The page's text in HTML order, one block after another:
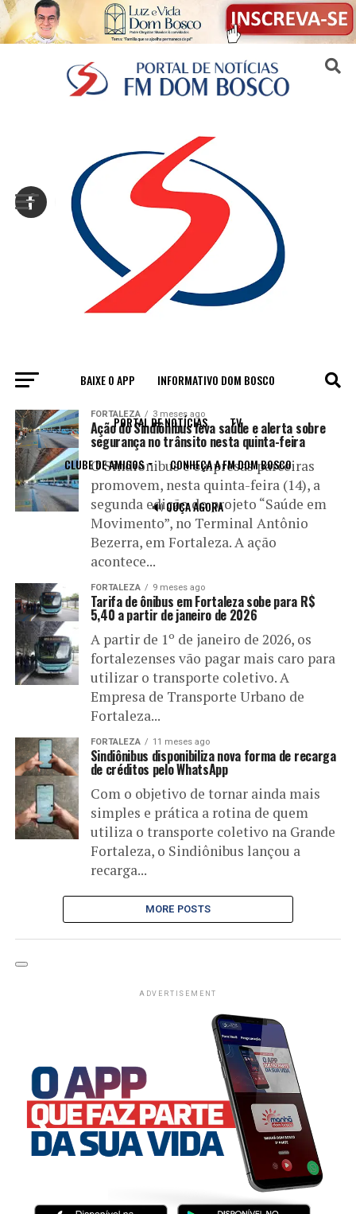
BAIXE O APP INFORMATIVO DOM BOSCO
PORTAL DE NOTÍCIAS TV
CLUBE DE AMIGOS CONHEÇA A FM DOM BOSCO
🔊 OUÇA AGORA
All posts tagged "Sindiônibus"
FORTALEZA 3 meses ago
Ação do Sindiônibus leva saúde e alerta sobre
segurança no trânsito nesta quinta-feira
O Sindiônibus e empresas parceiras
promovem, nesta quinta-feira (14), a
segunda edição do projeto “Saúde em
Movimento”, no Terminal Antônio
Bezerra, em Fortaleza. A ação
acontece...
FORTALEZA 9 meses ago
Tarifa de ônibus em Fortaleza sobe para R$
5,40 a partir de janeiro de 2026
A partir de 1º de janeiro de 2026, os
fortalezenses vão pagar mais caro para
utilizar o transporte coletivo. A
Empresa de Transporte Urbano de
Fortaleza...
FORTALEZA 11 meses ago
Sindiônibus disponibiliza nova forma de recarga
de créditos pelo WhatsApp
Com o objetivo de tornar ainda mais
simples e prática a rotina de quem
utiliza o transporte coletivo na Grande
Fortaleza, o Sindiônibus lançou a
recarga...
MORE POSTS
ADVERTISEMENT
Sair da versão mobile